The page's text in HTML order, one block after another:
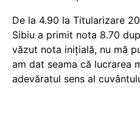
De la 4.90 la Titularizare
Sibiu a primit nota 8.70
văzut nota inițială, nu mă
am dat seama că lucrarea
adevăratul sens al